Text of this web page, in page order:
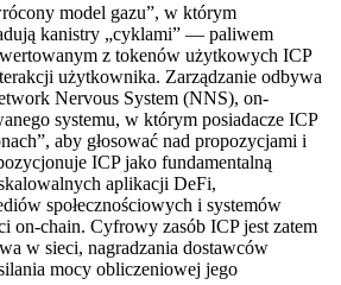
model gazu”, w którym
kanistry „cyklami” — paliwem
z tokenów użytkowych ICP
użytkownika. Zarządzanie odbywa
Nervous System (NNS), on-
systemu, w którym posiadacze ICP
aby głosować nad propozycjami i
ICP jako fundamentalną
aplikacji DeFi,
społecznościowych i systemów
on-chain. Cyfrowy zasób ICP jest zatem
w sieci, nagradzania dostawców
mocy obliczeniowej jego